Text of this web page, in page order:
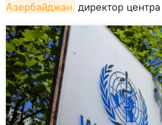
Азербайджан директор